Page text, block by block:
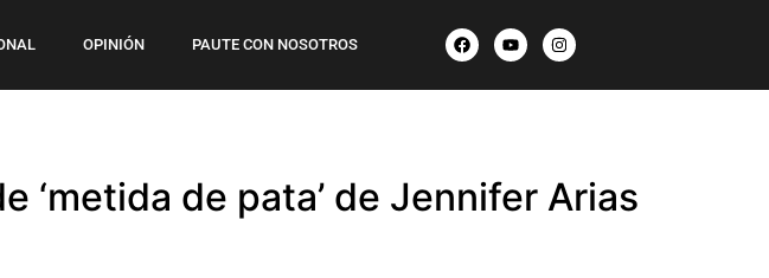
OPINIÓN PAUTE CON NOSOTROS
‘metida de pata’ de Jennifer Arias